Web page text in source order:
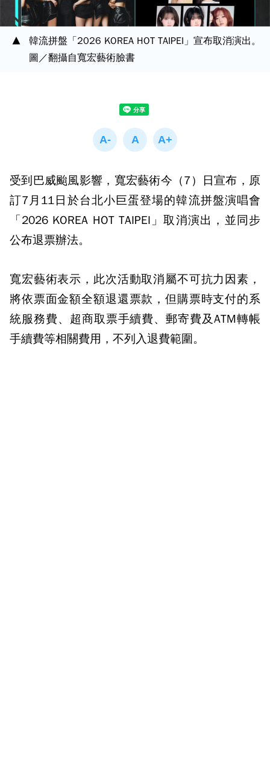
韓流拼盤「2026 KOREA HOT TAIPEI」宣布取消演出。
圖／翻攝自寬宏藝術臉書
受到巴威颱風影響，寬宏藝術今（7）日宣布，原
訂7月11日於台北小巨蛋登場的韓流拼盤演唱會
「2026 KOREA HOT TAIPEI」取消演出，並同步
公布退票辦法。
寬宏藝術表示，此次活動取消屬不可抗力因素，
將依票面金額全額退還票款，但購票時支付的系
統服務費、超商取票手續費、郵寄費及ATM轉帳
手續費等相關費用，不列入退費範圍。